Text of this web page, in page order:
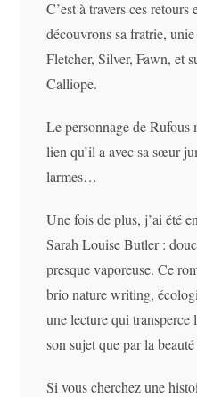
C’est à travers ces
découvrons sa fratrie,
Fletcher, Silver, Fawn, et
Calliope.
Le personnage de Rufous
lien qu’il a avec sa sœur
larmes…
Une fois de plus, j’ai été
Sarah Louise Butler :
presque vaporeuse. Ce
brio nature writing,
une lecture qui
son sujet que par la
Si vous cherchez une